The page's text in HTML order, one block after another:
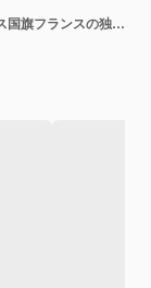
フランス革命記念日国民の幸せな休日フランス国旗フランスの独立と自由ベクトル